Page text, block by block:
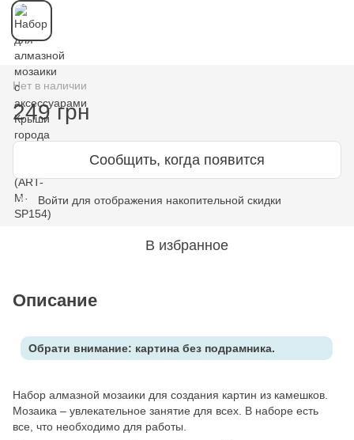
Нет в наличии
249 грн
Сообщить, когда появится
% Войти для отображения накопительной скидки
В избранное
Описание
Обрати внимание: картина без подрамника.
Набор алмазной мозаики для создания картин из камешков.
Мозаика – увлекательное занятие для всех. В наборе есть
все, что необходимо для работы.